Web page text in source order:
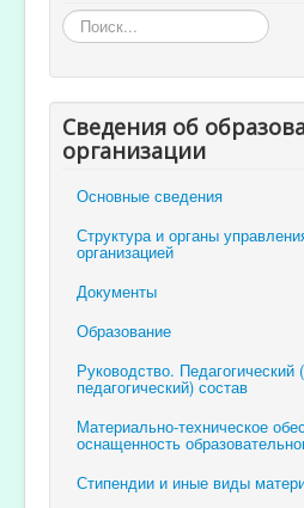
Открытость и доступность
Ученикам и родителям
Учителям
Электронный журнал
Искать...
Сведения об
организации
Основные сведения
Структура и органы
организацией
Документы
Образование
Руководство. Педагогический
педагогический) состав
Материально-техническое
оснащенность
Стипендии и иные виды